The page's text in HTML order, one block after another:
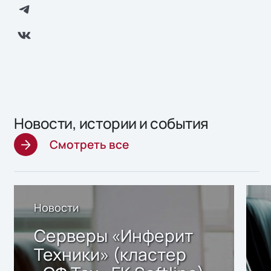
Новости, истории и события
Смотреть все
Новости
Серверы «Инферит
Техники» (кластер